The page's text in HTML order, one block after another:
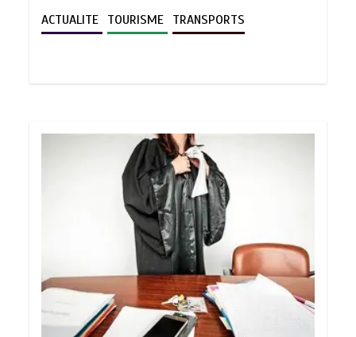
ACTUALITE TOURISME TRANSPORTS